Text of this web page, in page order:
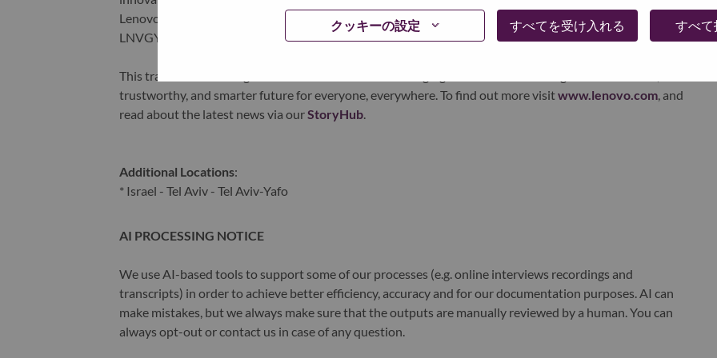
クッキーの設定 すべてを受け入れる すべて
Lenovo is listed on the Hong Kong stock exchange under Lenovo Group Limited (HKSE: 992) (ADR:
LNVGY).
This transformation together with Lenovo’s world-changing innovation is building a more inclusive,
trustworthy, and smarter future for everyone, everywhere. To find out more visitwww.lenovo.com, and
read about the latest news via ourStoryHub.
Additional Locations:
* Israel - Tel Aviv - Tel Aviv-Yafo
AI PROCESSING NOTICE
We use AI-based tools to support some of our processes (e.g. online interviews recordings and
transcripts) in order to achieve better efficiency, accuracy and for our documentation purposes. AI can
make mistakes, but we always make sure that the outputs are manually reviewed by a human. You can
always opt-out or contact us in case of any question.